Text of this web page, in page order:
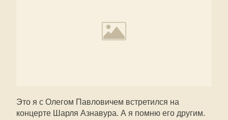
Это я с Олегом Павловичем встретился на
концерте Шарля Азнавура. А я помню его другим.